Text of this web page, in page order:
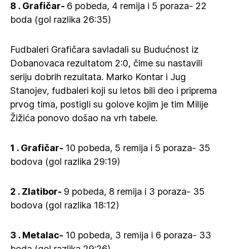
8 . Grafičar- 6 pobeda, 4 remija i 5 poraza- 22
boda (gol razlika 26:35)
Fudbaleri Grafičara savladali su Budućnost iz
Dobanovaca rezultatom 2:0, čime su nastavili
seriju dobrih rezultata. Marko Kontar i Jug
Stanojev, fudbaleri koji su letos bili deo i priprema
prvog tima, postigli su golove kojim je tim Milije
Žižića ponovo došao na vrh tabele.
1 . Grafičar- 10 pobeda, 5 remija i 5 poraza- 35
bodova (gol razlika 29:19)
2 . Zlatibor- 9 pobeda, 8 remija i 3 poraza- 35
bodova (gol razlika 18:12)
3 . Metalac- 10 pobeda, 3 remija i 6 poraza- 33